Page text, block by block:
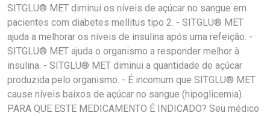
SITGLU® MET diminui os níveis de açúcar no sangue em
pacientes com diabetes mellitus tipo 2. - SITGLU® MET
ajuda a melhorar os níveis de insulina após uma refeição. -
SITGLU® MET ajuda o organismo a responder melhor à
insulina. - SITGLU® MET diminui a quantidade de açúcar
produzida pelo organismo. - É incomum que SITGLU® MET
cause níveis baixos de açúcar no sangue (hipoglicemia).
PARA QUE ESTE MEDICAMENTO É INDICADO? Seu médico